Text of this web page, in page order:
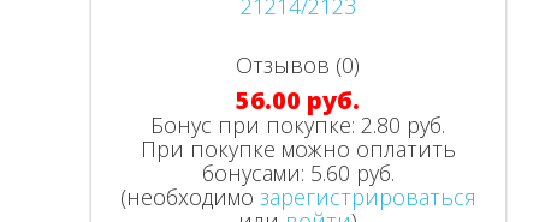
Отзывов (0)
56.00 руб.
Бонус при покупке:2.80 руб.
При покупке можно оплатить
бонусами: 5.60 руб.
(необходимо зарегистрироваться